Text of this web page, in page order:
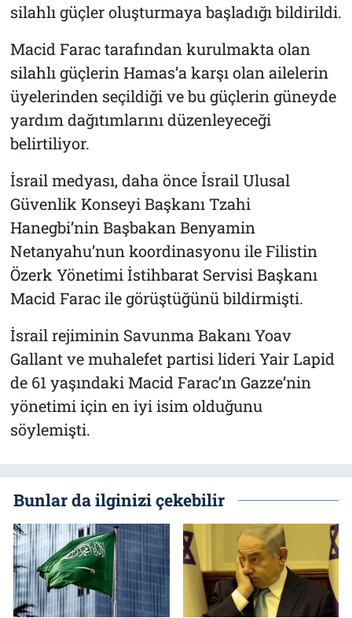
silahlı güçler oluşturmaya başladığı bildirildi.
Macid Farac tarafından kurulmakta olan
silahlı güçlerin Hamas’a karşı olan ailelerin
üyelerinden seçildiği ve bu güçlerin güneyde
yardım dağıtımlarını düzenleyeceği
belirtiliyor.
İsrail medyası, daha önce İsrail Ulusal
Güvenlik Konseyi Başkanı Tzahi
Hanegbi’nin Başbakan Benyamin
Netanyahu’nun koordinasyonu ile Filistin
Özerk Yönetimi İstihbarat Servisi Başkanı
Macid Farac ile görüştüğünü bildirmişti.
İsrail rejiminin Savunma Bakanı Yoav
Gallant ve muhalefet partisi lideri Yair Lapid
de 61 yaşındaki Macid Farac’ın Gazze’nin
yönetimi için en iyi isim olduğunu
söylemişti.
Bunlar da ilginizi çekebilir